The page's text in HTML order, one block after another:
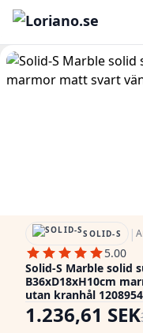
SOLID-S |
5.00
Solid-S Marble solid
B36xD18xH10cm
utan kranhål
1.236,61 SEK